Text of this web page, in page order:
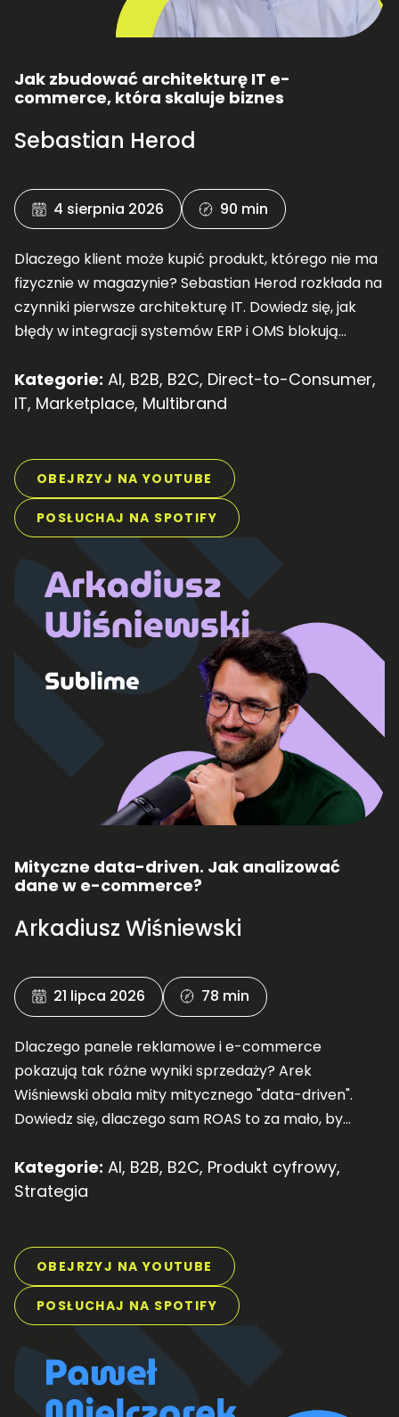
Jak zbudować architekturę IT e-
commerce, która skaluje biznes
Sebastian Herod
4 sierpnia 2026 90 min
Dlaczego klient może kupić produkt, którego nie ma
fizycznie w magazynie? Sebastian Herod rozkłada na
czynniki pierwsze architekturę IT. Dowiedz się, jak
błędy w integracji systemów ERP i OMS blokują
Kategorie: AI, B2B, B2C, Direct-to-Consumer,
IT, Marketplace, Multibrand
OBEJRZYJ NA YOUTUBE
POSŁUCHAJ NA SPOTIFY
Mityczne data-driven. Jak analizować
dane w e-commerce?
Arkadiusz Wiśniewski
21 lipca 2026 78 min
Dlaczego panele reklamowe i e-commerce
pokazują tak różne wyniki sprzedaży? Arek
Wiśniewski obala mity mitycznego "data-driven".
Dowiedz się, dlaczego sam ROAS to za mało, by
Posłuchaj!
Kategorie: AI, B2B, B2C, Produkt cyfrowy,
Strategia
OBEJRZYJ NA YOUTUBE
POSŁUCHAJ NA SPOTIFY